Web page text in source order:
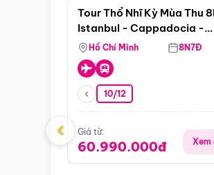
Tour Thổ Nhĩ Kỳ Mùa Thu
Istanbul - Cappadocia -
Pamukkale
Hồ Chí Minh 8N7Đ
10/12
Giá từ:
60.990.000đ Xem
‹